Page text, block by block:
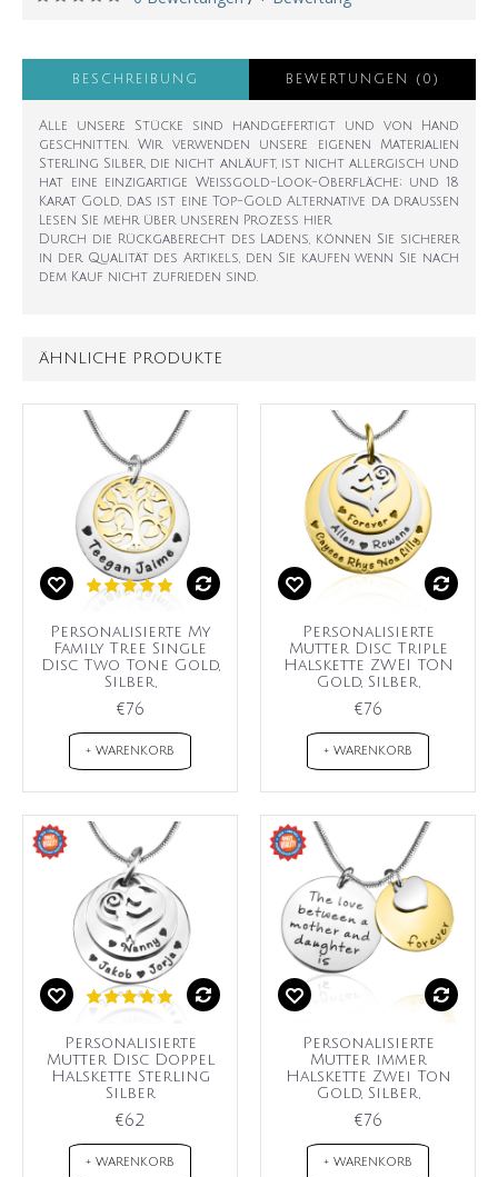
BESCHREIBUNG BEWERTUNGEN (0)
Alle unsere Stücke sind handgefertigt und von Hand
geschnitten. Wir verwenden unsere eigenen Materialien
Sterling Silber, die nicht anläuft, ist nicht allergisch und
hat eine einzigartige Weißgold-Look-Oberfläche; und 18
Karat Gold, das ist eine Top-Gold Alternative da draußen
Lesen Sie mehr über unseren Prozess hier
Durch die Rückgaberecht des Ladens, können Sie sicherer
in der Qualität des Artikels, den Sie kaufen wenn Sie nach
dem Kauf nicht zufrieden sind.
ÄHNLICHE PRODUKTE
Personalisierte My
Family Tree Single
Disc Two Tone Gold,
Silber,
€76
+ WARENKORB
Personalisierte
Mutter Disc Triple
Halskette ZWEI TON
Gold, Silber,
€76
+ WARENKORB
Personalisierte
Mutter Disc Doppel
Halskette Sterling
Silber
€62
+ WARENKORB
Personalisierte
Mutter immer
Halskette Zwei Ton
Gold, Silber,
€76
+ WARENKORB